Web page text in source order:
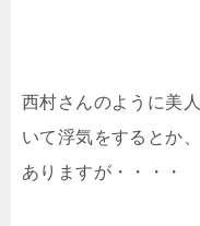
西村さんのように美
いて浮気をするとか
ありますが・・・・